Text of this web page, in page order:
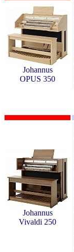
Johannus
OPUS 350
Johannus
Vivaldi 250